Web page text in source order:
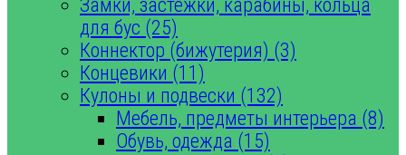
Замки, застежки, карабины, кольца
для бус (25)
Коннектор (бижутерия) (3)
Концевики (11)
Кулоны и подвески (132)
Мебель, предметы интерьера (8)
Обувь, одежда (15)